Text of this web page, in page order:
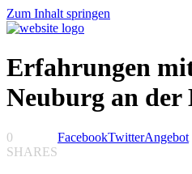
Zum Inhalt springen
Erfahrungen
Neuburg an der
0
SHARES
FacebookTwitterAngebot